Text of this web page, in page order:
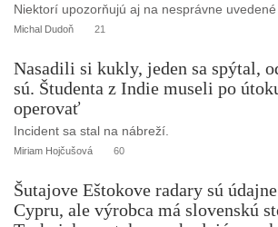
Niektorí upozorňujú aj na nesprávne uvedené
Michal Dudoň 21
Nasadili si kukly, jeden sa spýtal,
sú. Študenta z Indie museli po
operovať
Incident sa stal na nábreží.
Miriam Hojčušová 60
Šutajove Eštokove radary sú
Cypru, ale výrobca má slovenskú